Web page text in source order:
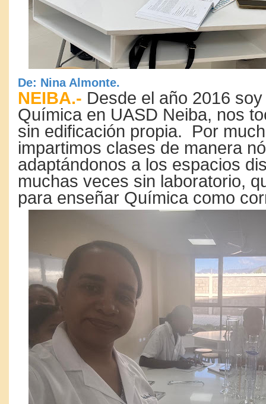
De: Nina Almonte.
NEIBA.- Desde el año 2016
Química en UASD Neiba, nos
sin edificación propia. Por
impartimos clases de manera
adaptándonos a los espacios
muchas veces sin laboratorio,
para enseñar Química como